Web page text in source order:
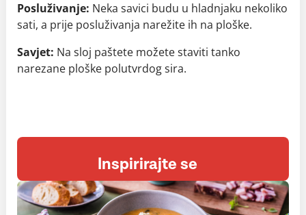
Posluživanje: Neka savici budu u hladnjaku nekoliko
sati, a prije posluživanja narežite ih na ploške.
Savjet: Na sloj paštete možete staviti tanko
narezane ploške polutvrdog sira.
Inspirirajte se